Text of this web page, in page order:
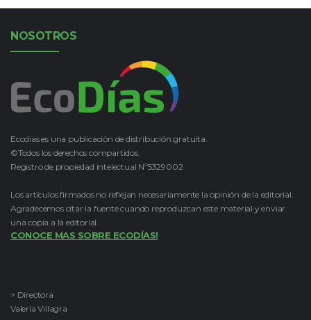
NOSOTROS
Ecodías es una publicación de distribución gratuita.
©Todos los derechos compartidos.
Registro de propiedad intelectual Nº5329002
Los artículos firmados no reflejan necesariamente la opinión de la editorial.
Agradecemos citar la fuente cuando reproduzcan este material y enviar
una copia a la editorial.
CONOCE MAS SOBRE ECODÍAS!
> Directora
Valeria Villagra